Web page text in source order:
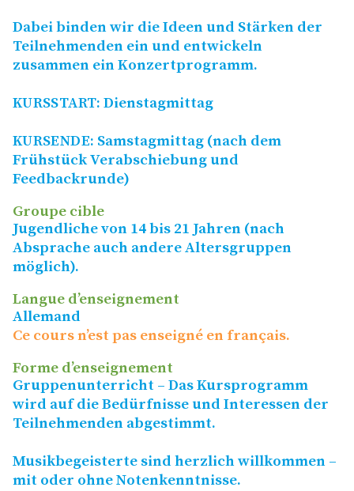
Dabei binden wir die Ideen und Stärken der
Teilnehmenden ein und entwickeln
zusammen ein Konzertprogramm.
KURSSTART: Dienstagmittag
KURSENDE: Samstagmittag (nach dem
Frühstück Verabschiebung und
Feedbackrunde)
Groupe cible
Jugendliche von 14 bis 21 Jahren (nach
Absprache auch andere Altersgruppen
möglich).
Langue d’enseignement
Allemand
Ce cours n’est pas enseigné en français.
Forme d’enseignement
Gruppenunterricht – Das Kursprogramm
wird auf die Bedürfnisse und Interessen der
Teilnehmenden abgestimmt.
Musikbegeisterte sind herzlich willkommen –
mit oder ohne Notenkenntnisse.